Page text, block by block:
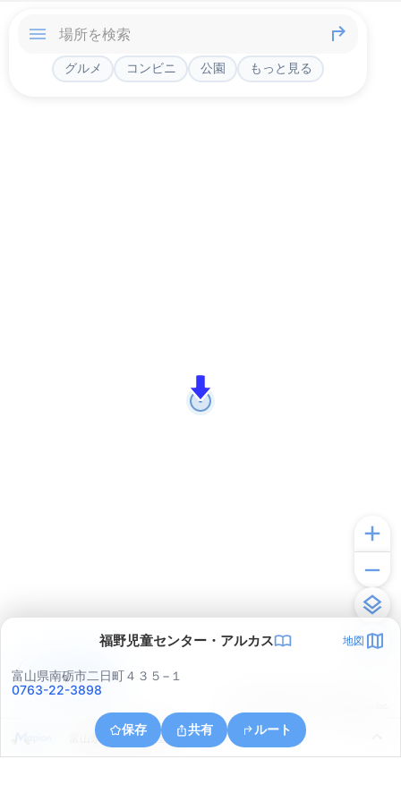
グルメ コンビニ 公園 もっと見る
福野児童センター・アルカス 地図
富山県南砺市二日町４３５−１
0763-22-3898
保存 共有 ルート
富山県南砺市柴田屋
アプリで見る